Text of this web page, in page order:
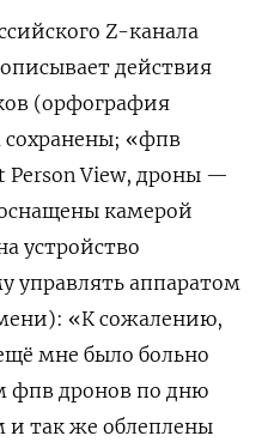
Z-канала
действия
(орфография
сохранены; «фпв
View, дроны —
камерой
устройство
управлять аппаратом
«К сожалению,
мне было больно
фпв дронов по дню
и так же облеплены